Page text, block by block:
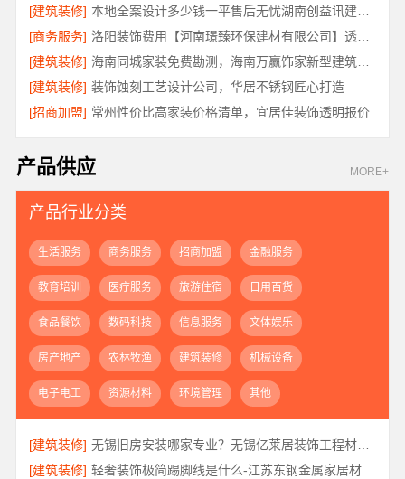
[建筑装修]
本地全案设计多少钱一平售后无忧湖南创益讯建筑有限公司省心装修
[商务服务]
洛阳装饰费用【河南璟臻环保建材有限公司】透明报价省心装修
[建筑装修]
海南同城家装免费勘测，海南万赢饰家新型建筑材料有限公司
[建筑装修] 装饰蚀刻工艺设计公司，华居不锈钢匠心打造
[招商加盟] 常州性价比高家装价格清单，宜居佳装饰透明报价
产品供应 MORE+
产品行业分类
生活服务 商务服务 招商加盟 金融服务
教育培训 医疗服务 旅游住宿 日用百货
食品餐饮 数码科技 信息服务 文体娱乐
房产地产 农林牧渔 建筑装修 机械设备
电子电工 资源材料 环境管理 其他
[建筑装修]
无锡旧房安装哪家专业？无锡亿莱居装饰工程材料有限公司经验丰富
[建筑装修]
轻奢装饰极简踢脚线是什么-江苏东钢金属家居材质解析